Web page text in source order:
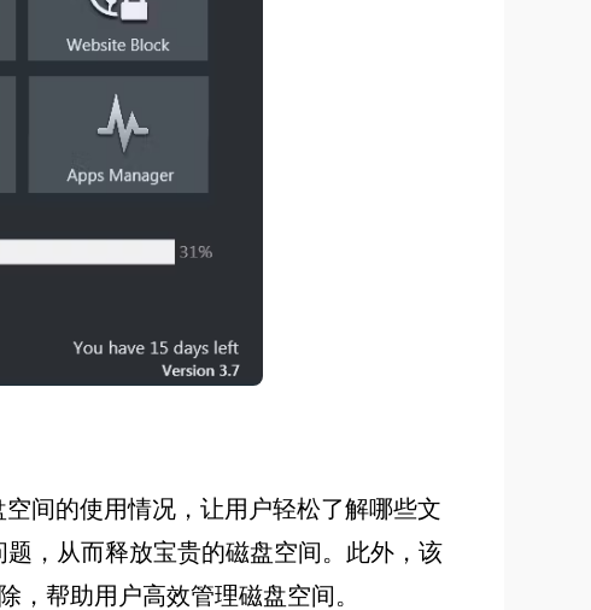
间的使用情况，让用户轻松了解哪些文
，从而释放宝贵的磁盘空间。此外，该
帮助用户高效管理磁盘空间。